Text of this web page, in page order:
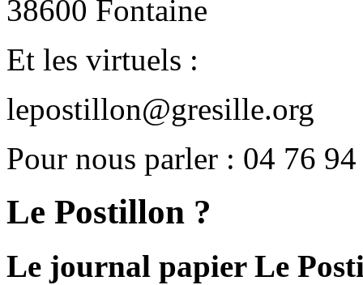
38600 Fontaine
Et les virtuels :
lepostillon@gresille.org
Pour nous parler : 04 76
Le Postillon ?
Le journal papier Le